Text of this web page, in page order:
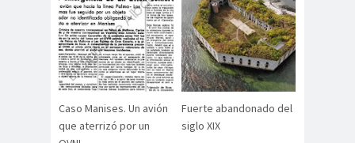
Caso Manises. Un avión
que aterrizó por un
Fuerte abandonado del
siglo XIX